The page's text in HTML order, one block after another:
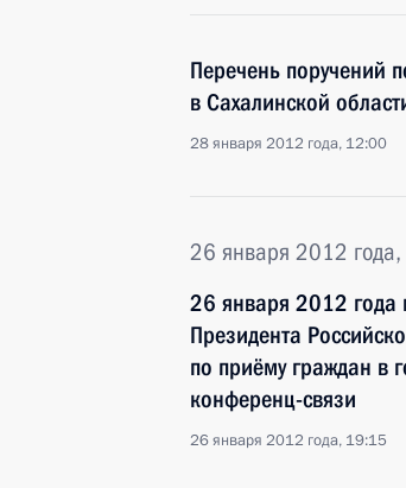
Перечень поручений
в Сахалинской
28 января 2012 года, 12:00
26 января 2012 года,
26 января 2012 года
Президента
по приёму граждан в
конференц-связи
26 января 2012 года, 19:15